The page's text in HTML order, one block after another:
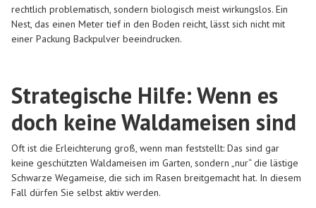
rechtlich problematisch, sondern biologisch meist wirkungslos. Ein
Nest, das einen Meter tief in den Boden reicht, lässt sich nicht mit
einer Packung Backpulver beeindrucken.
Strategische Hilfe: Wenn es
doch keine Waldameisen sind
Oft ist die Erleichterung groß, wenn man feststellt: Das sind gar
keine geschützten Waldameisen im Garten, sondern „nur“ die lästige
Schwarze Wegameise, die sich im Rasen breitgemacht hat. In diesem
Fall dürfen Sie selbst aktiv werden.